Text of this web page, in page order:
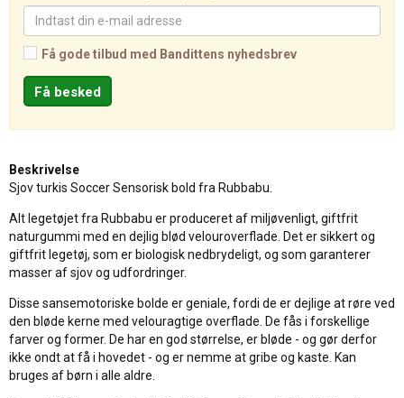
Få gode tilbud med Bandittens nyhedsbrev
Beskrivelse
Sjov turkis Soccer Sensorisk bold fra Rubbabu.
Alt legetøjet fra Rubbabu er produceret af miljøvenligt, giftfrit
naturgummi med en dejlig blød velouroverflade. Det er sikkert og
giftfrit legetøj, som er biologisk nedbrydeligt, og som garanterer
masser af sjov og udfordringer.
Disse sansemotoriske bolde er geniale, fordi de er dejlige at røre ved
den bløde kerne med velouragtige overflade. De fås i forskellige
farver og former. De har en god størrelse, er bløde - og gør derfor
ikke ondt at få i hovedet - og er nemme at gribe og kaste. Kan
bruges af børn i alle aldre.